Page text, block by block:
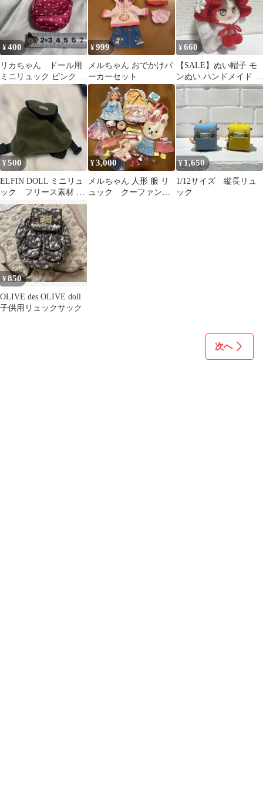
グ飾り 鍵 車 携帯スト
ラップ プレゼント 全6
種
¥400
リカちゃん ドール用
ミニリュック ピンク 水
玉模様
¥999
メルちゃん おでかけパ
ーカーセット
¥660
【SALE】ぬい帽子 モ
ンぬい ハンドメイド お
花 ボンネット レッド
¥500
ELFIN DOLL ミニリュ
ック フリース素材 カ
ーキ
¥3,000
メルちゃん 人形 服 リ
ュック クーファン
¥1,650
1/12サイズ 縦長リュ
ック
¥850
OLIVE des OLIVE doll
子供用リュックサック
次へ